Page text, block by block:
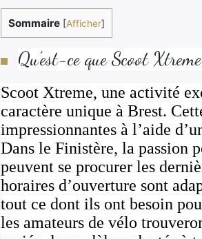
Sommaire [Afficher]
Qu’est-ce que Scoot
Scoot Xtreme, une activité
caractère unique à Brest.
impressionnantes à l’aide
Dans le Finistère, la passion
peuvent se procurer les
horaires d’ouverture sont
tout ce dont ils ont besoin
les amateurs de vélo